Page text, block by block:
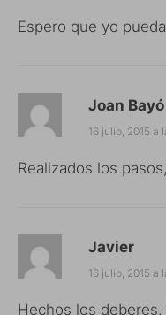
Espero que yo
Joan Bayó
16 julio, 2015 a
Realizados los
Javier
16 julio, 2015 a
Hechos los